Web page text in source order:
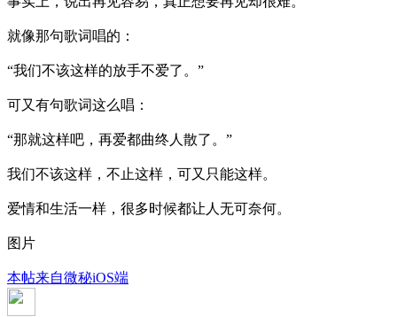
就像那句歌词唱的：
“我们不该这样的放手不爱了。”
可又有句歌词这么唱：
“那就这样吧，再爱都曲终人散了。”
我们不该这样，不止这样，可又只能这样。
爱情和生活一样，很多时候都让人无可奈何。
图片
本帖来自微秘iOS端